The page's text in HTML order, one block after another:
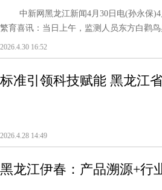
中新网黑龙江新闻4月30日电(孙永保)4
繁育喜讯：当日上午，监测人员东方白鹳
2026.4.30 16:52
标准引领科技赋能 黑龙江
2026.4.28 14:49
黑龙江伊春：产品溯源+行